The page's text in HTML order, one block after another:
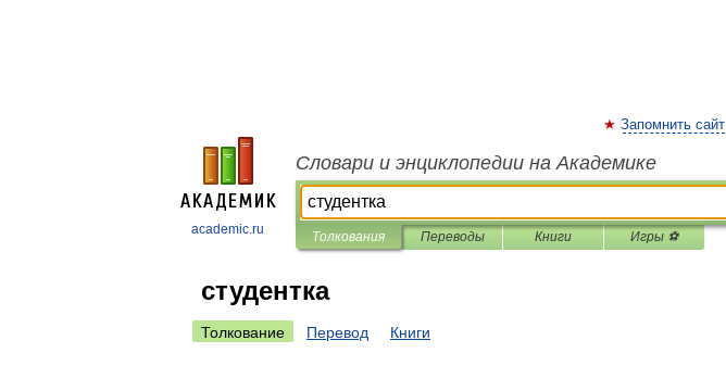
academic.ru
Запомнить сайт
Словари и энциклопедии на Академике
Толкования Переводы Книги Игры ⚽
студентка
Толкование Перевод Книги